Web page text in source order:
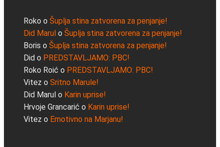
Roko o Šuplja stina zatvorena za penjanje!
Did Marul o Šuplja stina zatvorena za penjanje!
Boris o Šuplja stina zatvorena za penjanje!
Did o PREDSTAVLJAMO: PBC!
Roko Roić o PREDSTAVLJAMO: PBC!
Vitez o Sritno Marule!
Did Marul o Karin uprise!
Hrvoje Grancarić o Karin uprise!
Vitez o Emotivno na Marjanu!